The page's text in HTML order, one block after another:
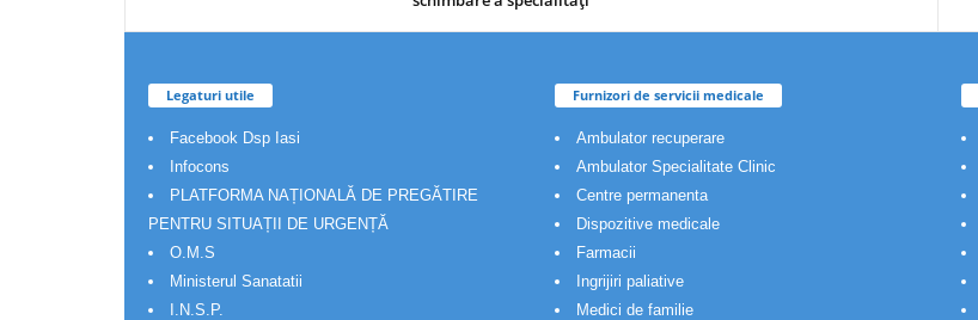
Legaturi utile
Facebook Dsp Iasi
Infocons
PLATFORMA NAȚIONALĂ DE PREGĂTIRE
PENTRU SITUAȚII DE URGENȚĂ
O.M.S
Ministerul Sanatatii
I.N.S.P.
Furnizori de servicii medicale
Ambulator recuperare
Ambulator Specialitate Clinic
Centre permanenta
Dispozitive medicale
Farmacii
Ingrijiri paliative
Medici de familie